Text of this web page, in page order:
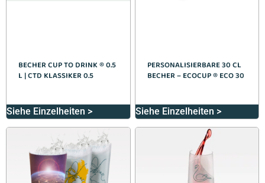
BECHER CUP TO DRINK ® 0.5
L | CTD KLASSIKER 0.5
Siehe Einzelheiten >
PERSONALISIERBARE 30 CL
BECHER – ECOCUP ® ECO 30
Siehe Einzelheiten >